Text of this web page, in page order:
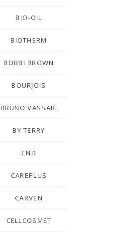
BIO-OIL
BIOTHERM
BOBBI BROWN
BOURJOIS
BRUNO VASSARI
BY TERRY
CND
CAREPLUS
CARVEN
CELLCOSMET